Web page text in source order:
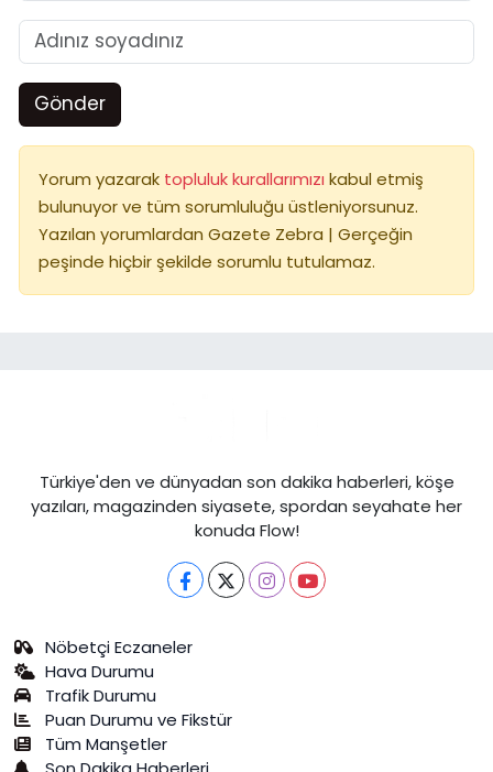
Gönder
Yorum yazarak topluluk kurallarımızı kabul etmiş
bulunuyor ve tüm sorumluluğu üstleniyorsunuz.
Yazılan yorumlardan Gazete Zebra | Gerçeğin
peşinde hiçbir şekilde sorumlu tutulamaz.
Türkiye'den ve dünyadan son dakika haberleri, köşe
yazıları, magazinden siyasete, spordan seyahate her
konuda Flow!
Nöbetçi Eczaneler
Hava Durumu
Trafik Durumu
Puan Durumu ve Fikstür
Tüm Manşetler